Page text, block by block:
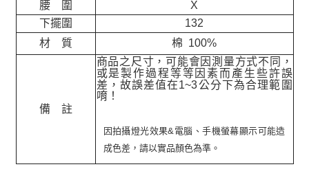
腰 圍
X
下擺圍
132
材 質
棉 100%
備 註
商品之尺寸，可能會因測量方式不同，
或是製作過程等等因素而產生些許誤
差，故誤差值在1~3公分下為合理範圍
唷！
因拍攝燈光效果&電腦、手機螢幕顯示可能造
成色差，請以實品顏色為準。